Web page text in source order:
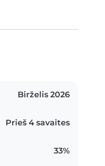
Birželis 2026
Prieš 4 savaites
33%